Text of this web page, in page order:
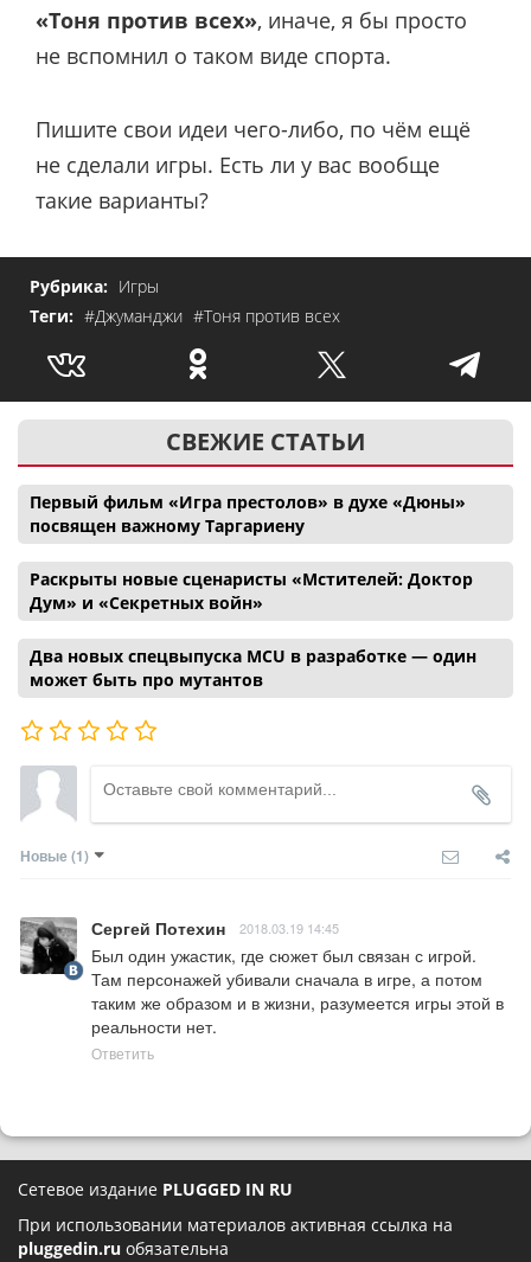
«Тоня против всех», иначе, я бы просто
не вспомнил о таком виде спорта.
Пишите свои идеи чего-либо, по чём ещё
не сделали игры. Есть ли у вас вообще
такие варианты?
Рубрика: Игры
Теги: #Джуманджи #Тоня против всех
СВЕЖИЕ СТАТЬИ
Первый фильм «Игра престолов» в духе «Дюны»
посвящен важному Таргариену
Раскрыты новые сценаристы «Мстителей: Доктор
Дум» и «Секретных войн»
Два новых спецвыпуска MCU в разработке — один
может быть про мутантов
Новые (1)
Сергей Потехин 2018.03.19 14:45
Был один ужастик, где сюжет был связан с игрой.
Там персонажей убивали сначала в игре, а потом
таким же образом и в жизни, разумеется игры этой в
реальности нет.
Ответить
Сетевое издание PLUGGED IN RU
При использовании материалов активная ссылка на
pluggedin.ru обязательна